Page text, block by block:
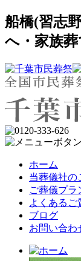
船橋(習志
へ・家族
ホーム
当葬儀社の
ご葬儀プラ
よくあるご
ブログ
お問い合わ